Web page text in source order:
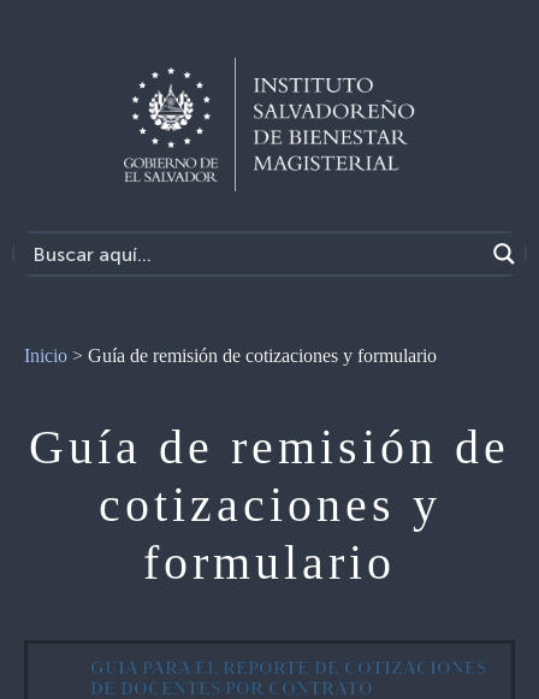
Inicio > Guía de remisión de cotizaciones y formulario
Guía de remisión de
cotizaciones y
formulario
GUIA PARA EL REPORTE DE COTIZACIONES
DE DOCENTES POR CONTRATO